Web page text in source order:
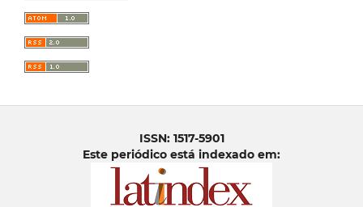
ISSN: 1517-5901
Este periódico está indexado em: